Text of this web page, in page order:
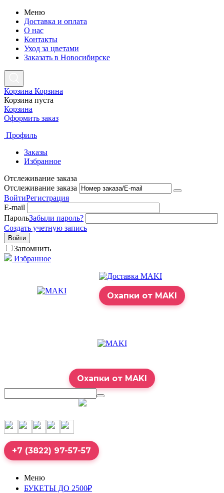
Меню
Доставка и оплата
О нас
Контакты
Уход за цветами
Заказать в Новосибирске
Корзина Корзина
Корзина пуста
Корзина
Оформить заказ
Профиль
Заказы
Избранное
Отслеживание заказа
Отслеживание заказа
ВойтиРегистрация
E-mail
ПарольЗабыли пароль?
Создать учетную запись
Войти
Запомнить
Избранное
Охапки от MAKI
Охапки от MAKI
+7 (3822) 97-57-57
Меню
БУКЕТЫ ДО 2500₽